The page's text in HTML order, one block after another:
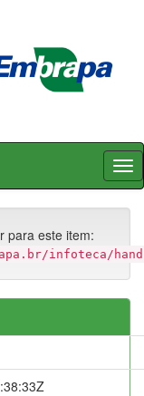
para este item:
infoteca/